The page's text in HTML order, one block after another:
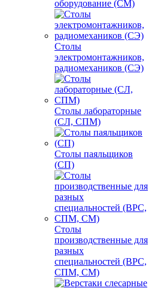
оборудование (СМ)
Столы
электромонтажников,
радиомехаников (СЭ)
Столы лабораторные
(СЛ, СПМ)
Столы паяльщиков
(СП)
Столы
производственные для
разных
специальностей (ВРС,
СПМ, СМ)